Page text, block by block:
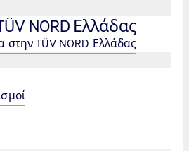
NORD Ελλάδας
στην TÜV NORD Ελλάδας